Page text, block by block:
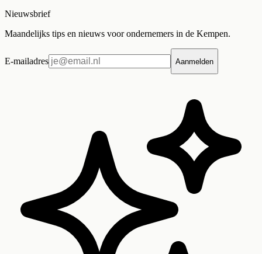
Nieuwsbrief
Maandelijks tips en nieuws voor ondernemers in de Kempen.
E-mailadres Aanmelden